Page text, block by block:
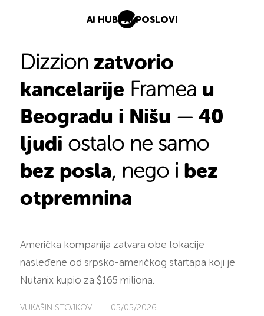
AI HUB AI POSLOVI
Dizzion zatvorio
kancelarije Framea u
Beogradu i Nišu — 40
ljudi ostalo ne samo
bez posla, nego i bez
otpremnina
Američka kompanija zatvara obe lokacije
nasleđene od srpsko-američkog startapa koji je
Nutanix kupio za $165 miliona.
VUKAŠIN STOJKOV — 05/05/2026